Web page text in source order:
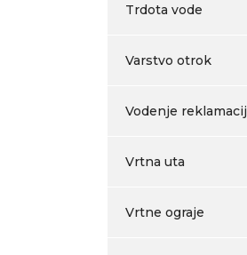
Trdota vode
Varstvo otrok
Vodenje reklamacij
Vrtna uta
Vrtne ograje